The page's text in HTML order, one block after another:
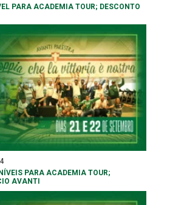
PARA ACADEMIA TOUR; DESCONTO
PARA ACADEMIA TOUR;
AVANTI